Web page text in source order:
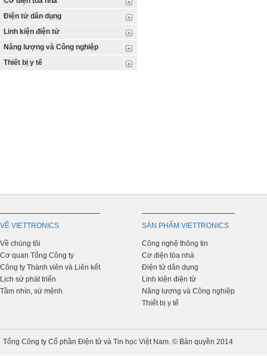
Điện tử dân dụng
Linh kiện điện tử
Năng lượng và Công nghiệp
Thiết bị y tế
VỀ VIETTRONICS
Về chúng tôi
Cơ quan Tổng Công ty
Công ty Thành viên và Liên kết
Lịch sử phát triển
Tầm nhìn, sứ mệnh
SẢN PHẨM VIETTRONICS
Công nghệ thông tin
Cơ điện tòa nhà
Điện tử dân dụng
Linh kiện điện tử
Năng lượng và Công nghiệp
Thiết bị y tế
Tổng Công ty Cổ phần Điện tử và Tin học Việt Nam. © Bản quyền 2014